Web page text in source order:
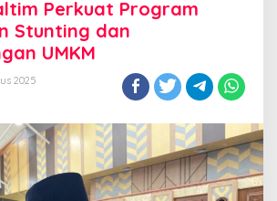
Perkuat Program
Stunting dan
UMKM
2025